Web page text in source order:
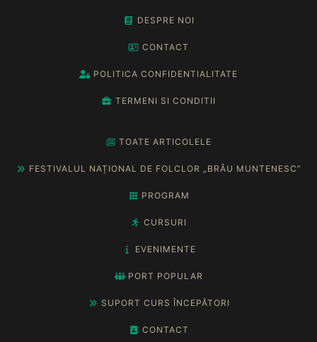
DESPRE NOI
CONTACT
POLITICA CONFIDENTIALITATE
TERMENI SI CONDITII
TOATE ARTICOLELE
FESTIVALUL NAȚIONAL DE FOLCLOR „BRÂU MUNTENESC”
PROGRAM
CURSURI
EVENIMENTE
PORT POPULAR
SUPORT CURS ÎNCEPĂTORI
CONTACT